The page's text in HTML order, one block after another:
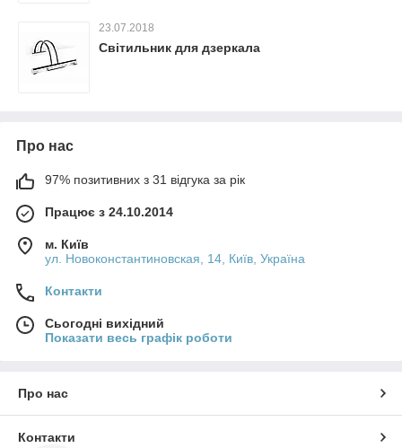
23.07.2018
Світильник для дзеркала
Про нас
97% позитивних з 31 відгука за рік
Працює з 24.10.2014
м. Київ
ул. Новоконстантиновская, 14, Київ, Україна
Контакти
Сьогодні вихідний
Показати весь графік роботи
Про нас
Контакти